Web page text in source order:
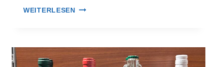
WEITERLESEN